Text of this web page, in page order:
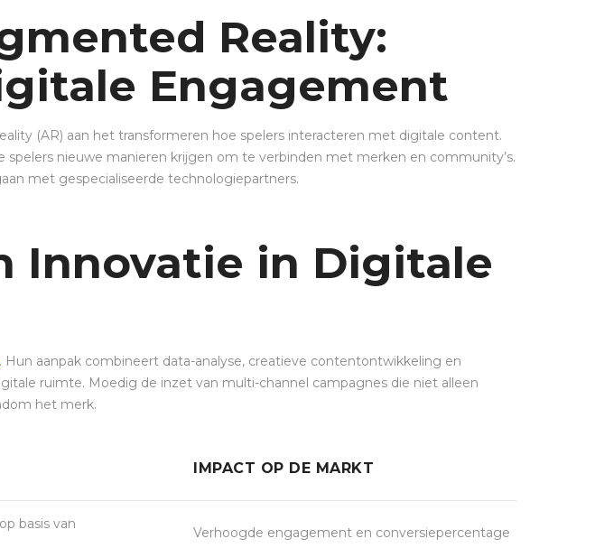
Reality:
Engagement
(AR) aan het transformeren hoe spelers interacteren met digitale content.
nieuwe manieren krijgen om te verbinden met merken en community’s.
met gespecialiseerde technologiepartners.
Innovatie in Digitale
. Hun aanpak combineert data-analyse, creatieve contentontwikkeling en
ruimte. Moedig de inzet van multi-channel campagnes die niet alleen
het merk.
IMPACT OP DE MARKT
basis van
Verhoogde engagement en conversiepercentage